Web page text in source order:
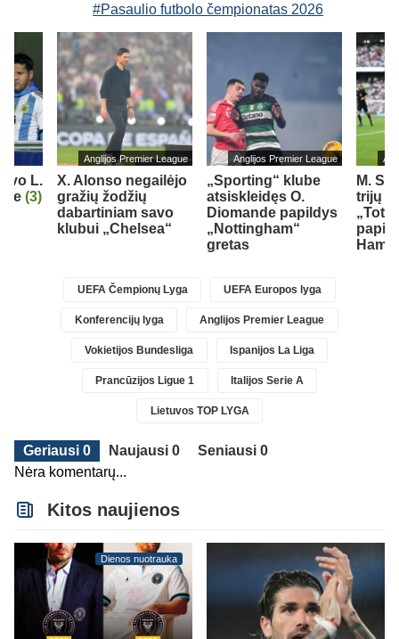
#Pasaulio futbolo čempionatas 2026
L.
(3)
Anglijos Premier League
X. Alonso negailėjo
gražių žodžių
dabartiniam savo
klubui „Chelsea“
Anglijos Premier League
„Sporting“ klube
atsiskleidęs O.
Diomande papildys
„Nottingham“
gretas
M.
trijų
UEFA Čempionų Lyga UEFA Europos lyga
Konferencijų lyga Anglijos Premier League
Vokietijos Bundesliga Ispanijos La Liga
Prancūzijos Ligue 1 Italijos Serie A
Lietuvos TOP LYGA
Geriausi 0 Naujausi 0
Seniausi 0
Nėra komentarų...
Kitos naujienos
Dienos nuotrauka